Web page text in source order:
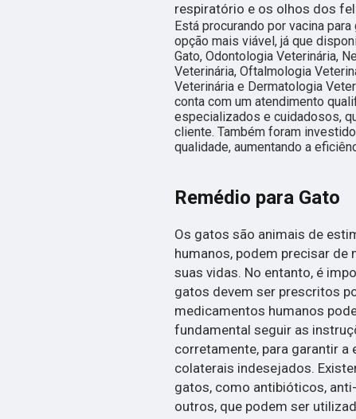
respiratório e os olhos dos
Está procurando por vacina
opção mais viável, já que
Gato, Odontologia Veterinária,
Veterinária, Oftalmologia
Veterinária e Dermatologia
conta com um atendimento
especializados e cuidadosos,
cliente. Também foram
qualidade, aumentando a
Remédio para Gato
Os gatos são animais de
humanos, podem precisar
suas vidas. No entanto, é
gatos devem ser prescritos
medicamentos humanos
fundamental seguir as
corretamente, para garantir
colaterais indesejados.
gatos, como antibióticos,
outros, que podem ser